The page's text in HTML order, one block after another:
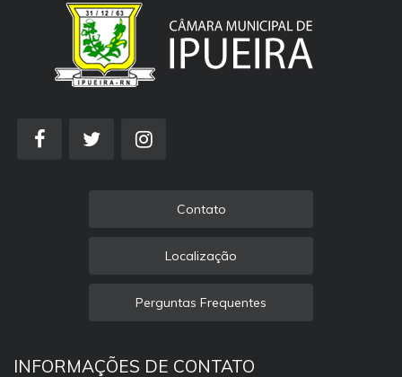
Contato
Localização
Perguntas Frequentes
INFORMAÇÕES DE CONTATO